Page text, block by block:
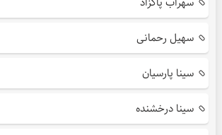
سهیل رحمانی
سینا پارسیان
سینا درخشنده